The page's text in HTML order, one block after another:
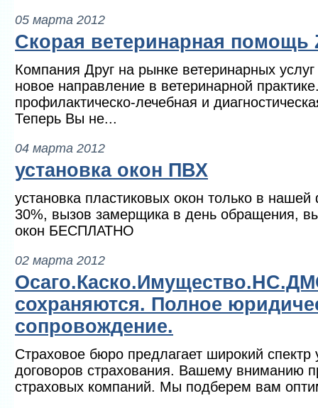
05 марта 2012
Скорая ветеринарная помощь
Компания Друг на рынке ветеринарных
новое направление в ветеринарной
профилактическо-лечебная и
Теперь Вы не...
04 марта 2012
установка окон ПВХ
установка пластиковых окон только в
30%, вызов замерщика в день обращения,
окон БЕСПЛАТНО
02 марта 2012
сохраняются. Полное
сопровождение.
Страховое бюро предлагает широкий спектр
договоров страхования. Вашему вниманию
страховых компаний. Мы подберем вам